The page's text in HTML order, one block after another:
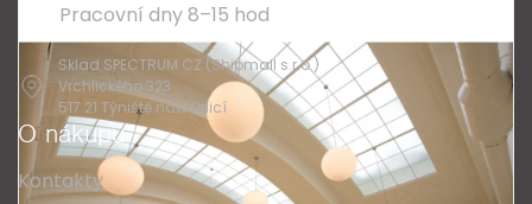
Pracovní dny 8–15 hod
Sklad SPECTRUM CZ (Shipmall s.r.o.)
Vrchlického 323
517 21 Týniště nad Orlicí
O nákupu
Kontakty